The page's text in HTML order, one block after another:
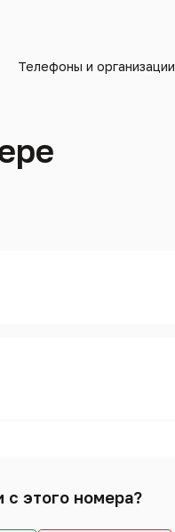
Телефоны и организации
с этого номера?